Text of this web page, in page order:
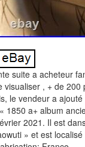
suite a acheteur
visualiser , + de
le vendeur a
1850 a+ album
2021. Il est
» et est